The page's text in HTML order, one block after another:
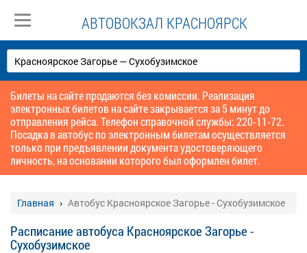
АВТОВОКЗАЛ КРАСНОЯРСК
Билеты на сайте продаются без комиссии. Реализация
электронных билетов на сайте закрывается за 5 минут до
отправления рейса. Телефон справочной службы: 220-11-72.
Посадка в автобус по электронным билетам осуществляется
только при предъявлении документа удостоверяющего
личность, на основании которого был оформлен билет.
Главная Автобус Красноярское Загорье - Сухобузимское
Расписание автобуса Красноярское Загорье -
Сухобузимское